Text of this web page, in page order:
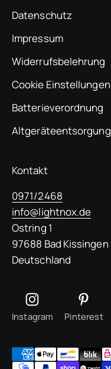
Datenschutz
Impressum
Widerrufsbelehrung
Cookie Einstellungen
Batterieverordnung
Altgeräteentsorgung
Kontakt
0971/2468
info@lightnox.de
Ostring 1
97688 Bad Kissingen
Deutschland
Instagram Pinterest